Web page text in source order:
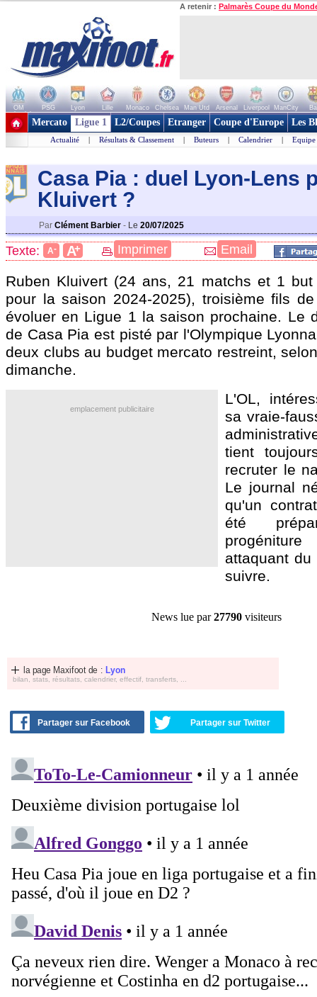
A retenir : Palmarès Coupe du
OM PSG Lyon Lille Monaco Chelsea Man Utd Arsenal Liverpool ManCity
+ de clubs
Mercato Ligue 1 L2/Coupes Etranger Coupe d'Europe Les
Actualité | Résultats & Classement | Buteurs | Calendrier | Equipe
Casa Pia : duel Lyon-Lens
Kluivert ?
Par Clément Barbier - Le 20/07/2025
Texte: A- A+ Imprimer Email
Ruben Kluivert (24 ans, 21 matchs et 1 but
pour la saison 2024-2025), troisième fils
évoluer en Ligue 1 la saison prochaine. Le
de Casa Pia est pisté par l'Olympique
deux clubs au budget mercato restreint,
dimanche.
emplacement publicitaire
L'OL,
sa vraie-
tient
recruter le
Le journal
qu'un
été
attaquant du
suivre.
News lue par27790 visiteurs
la page Maxifoot de : Lyon
bilan, stats, résultats, calendrier, effectif, transferts, ...
Partager sur Facebook Partager sur Twitter